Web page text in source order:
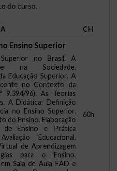
do curso.
CH
Ensino Superior
no Brasil. A
na Sociedade.
Educação Superior. A
no Contexto da
9.394/96). As Teorias
A Didática: Definição
no Ensino Superior.
do Ensino. Elaboração
de Ensino e Prática
Educacional.
de Aprendizagem
para o Ensino.
Sala de Aula EAD e
60h